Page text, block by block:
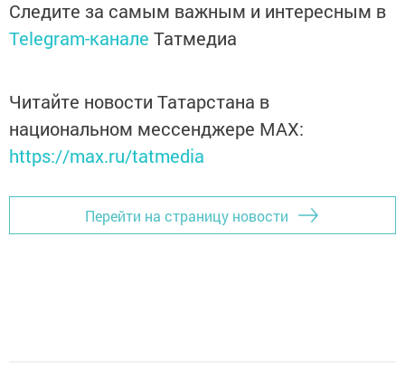
Следите за самым важным и интересным в
Telegram-канале Татмедиа
Читайте новости Татарстана в
национальном мессенджере MАХ:
https://max.ru/tatmedia
Перейти на страницу новости